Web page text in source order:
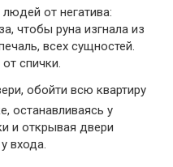
от негатива:
чтобы руна изгнала из
всех сущностей.
спички.
обойти всю квартиру
останавливаясь у
и открывая двери
входа.